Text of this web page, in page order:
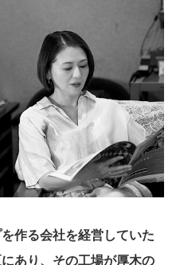
作る会社を経営していた
あり、その工場が厚木の